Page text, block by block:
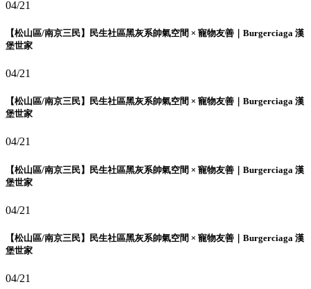
04/21
【松山區/南京三民】民生社區黑灰系帥氣空間 × 寵物友善｜Burgerciaga 漢
堡世家
04/21
【松山區/南京三民】民生社區黑灰系帥氣空間 × 寵物友善｜Burgerciaga 漢
堡世家
04/21
【松山區/南京三民】民生社區黑灰系帥氣空間 × 寵物友善｜Burgerciaga 漢
堡世家
04/21
【松山區/南京三民】民生社區黑灰系帥氣空間 × 寵物友善｜Burgerciaga 漢
堡世家
04/21